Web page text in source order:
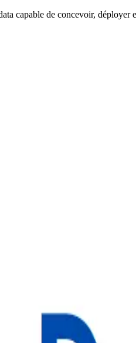
capable de concevoir,